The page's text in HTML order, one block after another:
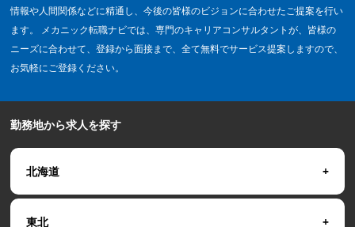
情報や人間関係などに精通し、今後の皆様のビジョンに合わせたご提案を行い
ます。 メカニック転職ナビでは、専門のキャリアコンサルタントが、皆様の
ニーズに合わせて、登録から面接まで、全て無料でサービス提案しますので、
お気軽にご登録ください。
勤務地から求人を探す
北海道
東北